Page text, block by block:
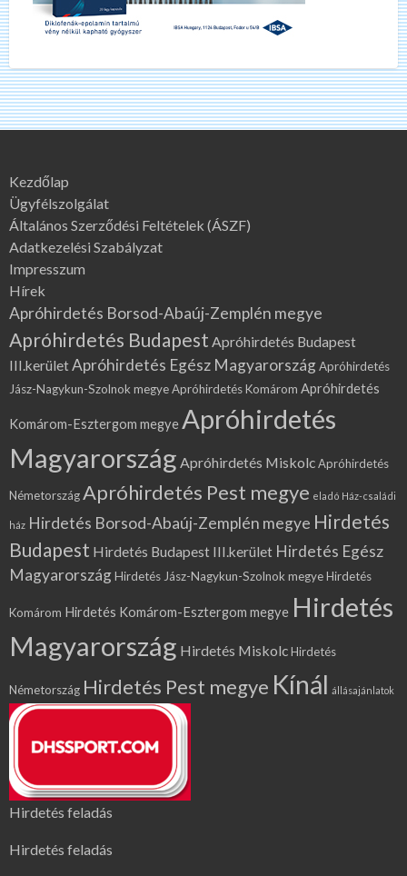
Kezdőlap
Ügyfélszolgálat
Általános Szerződési Feltételek (ÁSZF)
Adatkezelési Szabályzat
Impresszum
Hírek
Apróhirdetés Borsod-Abaúj-Zemplén megye
Apróhirdetés Budapest Apróhirdetés Budapest
III.kerületApróhirdetés Egész MagyarországApróhirdetés
Jász-Nagykun-Szolnok megyeApróhirdetés Komárom Apróhirdetés
Komárom-Esztergom megye Apróhirdetés
Magyarország Apróhirdetés MiskolcApróhirdetés
NémetországApróhirdetés Pest megye eladó Ház-családi
ház Hirdetés Borsod-Abaúj-Zemplén megye Hirdetés
Budapest Hirdetés Budapest III.kerület Hirdetés Egész
MagyarországHirdetés Jász-Nagykun-Szolnok megyeHirdetés
Komárom Hirdetés Komárom-Esztergom megye Hirdetés
Magyarország Hirdetés MiskolcHirdetés
Németország Hirdetés Pest megye Kínál állásajánlatok
Hirdetés feladás
Hirdetés feladás